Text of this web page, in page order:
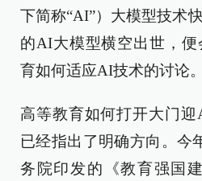
下简称“AI”）大模型技术
的AI大模型横空出世，
育如何适应AI技术的讨论。
高等教育如何打开大门
已经指出了明确方向。今
务院印发的《教育强国